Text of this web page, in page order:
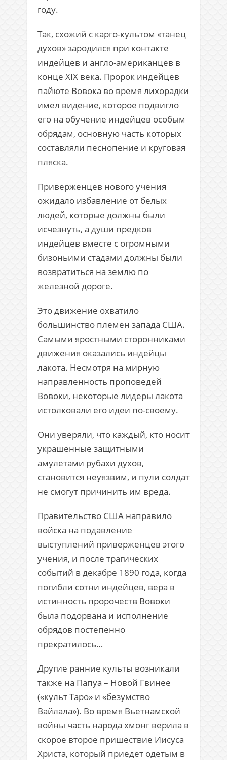
году.
Так, схожий с карго-культом «танец
духов» зародился при контакте
индейцев и англо-американцев в
конце XIX века. Пророк индейцев
пайюте Вовока во время лихорадки
имел видение, которое подвигло
его на обучение индейцев особым
обрядам, основную часть которых
составляли песнопение и круговая
пляска.
Приверженцев нового учения
ожидало избавление от белых
людей, которые должны были
исчезнуть, а души предков
индейцев вместе с огромными
бизоньими стадами должны были
возвратиться на землю по
железной дороге.
Это движение охватило
большинство племен запада США.
Самыми яростными сторонниками
движения оказались индейцы
лакота. Несмотря на мирную
направленность проповедей
Вовоки, некоторые лидеры лакота
истолковали его идеи по-своему.
Они уверяли, что каждый, кто носит
украшенные защитными
амулетами рубахи духов,
становится неуязвим, и пули солдат
не смогут причинить им вреда.
Правительство США направило
войска на подавление
выступлений приверженцев этого
учения, и после трагических
событий в декабре 1890 года, когда
погибли сотни индейцев, вера в
истинность пророчеств Вовоки
была подорвана и исполнение
обрядов постепенно
прекратилось…
Другие ранние культы возникали
также на Папуа – Новой Гвинее
(«культ Таро» и «безумство
Вайлала»). Во время Вьетнамской
войны часть народа хмонг верила в
скорое второе пришествие Иисуса
Христа, который приедет одетым в